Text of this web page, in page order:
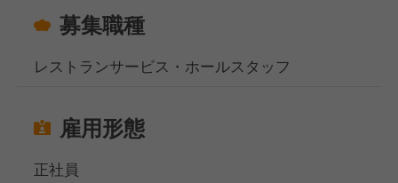
募集職種
レストランサービス・ホールスタッフ
雇用形態
正社員